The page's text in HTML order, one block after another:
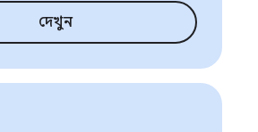
দেখুন